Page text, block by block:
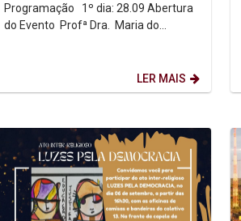
Programação 1º dia: 28.09 Abertura
do Evento Profª Dra. Maria do
LER MAIS